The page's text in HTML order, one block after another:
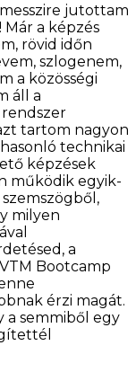
jutottam
a képzés
rövid időn
szlogenem,
a közösségi
áll a
tartom nagyon
technikai
képzések
működik egyik-
milyen
a
Bootcamp
érzi magát.
a semmiből egy